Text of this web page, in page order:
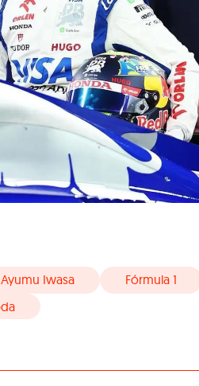
Ayumu Iwasa Fórmula 1